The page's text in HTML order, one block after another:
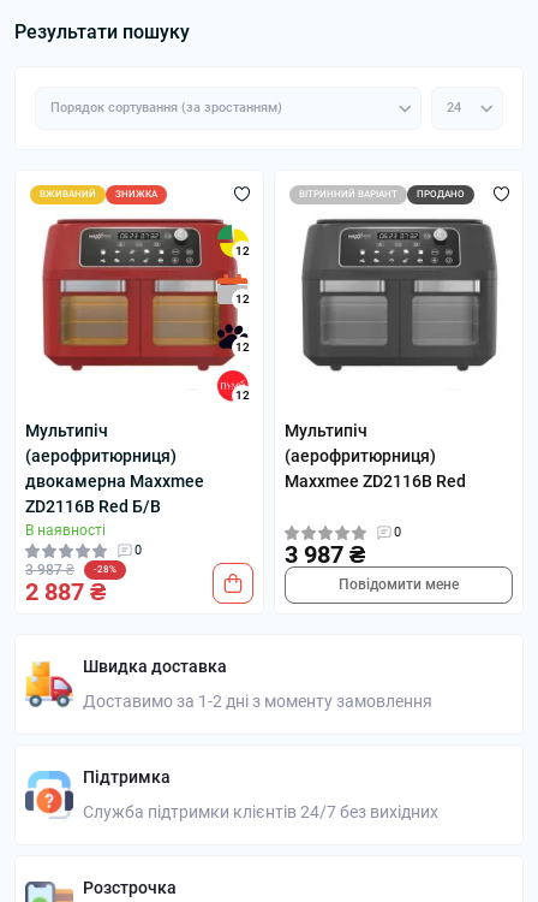
Результати пошуку
ВЖИВАНИЙ ЗНИЖКА
12
12
12
12
Мультипіч
(аерофритюрниця)
двокамерна Maxxmee
ZD2116B Red Б/В
В наявності
0
3 987 ₴ -28%
2 887 ₴
ВІТРИННИЙ ВАРІАНТ ПРОДАНО
Мультипіч
(аерофритюрниця)
Maxxmee ZD2116B Red
0
3 987 ₴
Повідомити мене
Швидка доставка
Доставимо за 1-2 дні з моменту замовлення
Підтримка
Служба підтримки клієнтів 24/7 без вихідних
Розстрочка